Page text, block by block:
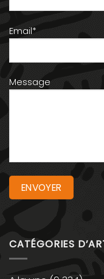
Email*
Message
CATÉGORIES